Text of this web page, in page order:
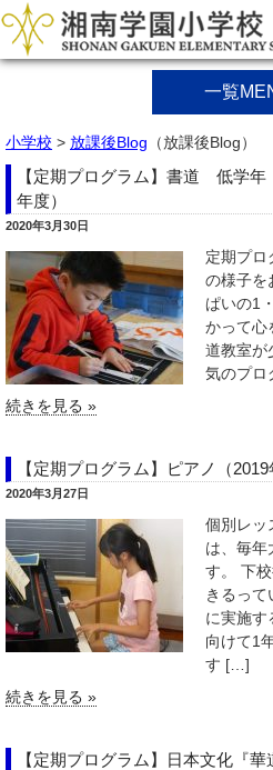
一覧
小学校 > 放課後Blog （放課後Blog）
【定期プログラム】書道 低学
年度）
2020年3月30日
定期プロ
の様子を
ぱいの1
かって心
道教室が
気のプロ
続きを見る »
【定期プログラム】ピアノ（2019
2020年3月27日
個別レッ
は、毎年
す。 下
きるって
に実施す
向けて1
す […]
続きを見る »
【定期プログラム】日本文化『華